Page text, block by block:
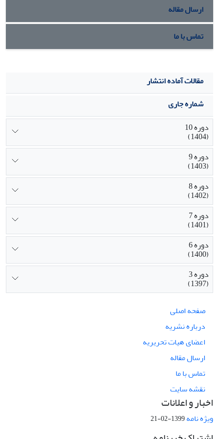
ارسال مقاله
تماس با ما
مقالات آماده انتشار
شماره جاری
دوره 10
(1404)
دوره 9
(1403)
دوره 8
(1402)
دوره 7
(1401)
دوره 6
(1400)
دوره 3
(1397)
صفحه اصلی
درباره نشریه
اعضای هیات تحریریه
ارسال مقاله
تماس با ما
نقشه سایت
اخبار و اعلانات
ویژه نامه1399-02-21